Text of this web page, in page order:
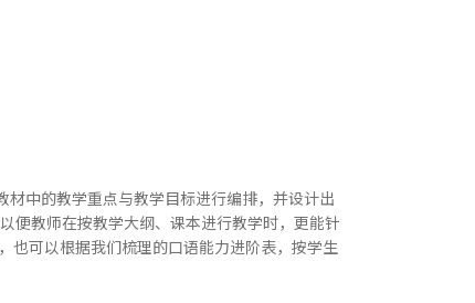
中的教学重点与教学目标进行编排，并设计出
便教师在按教学大纲、课本进行教学时，更能针
也可以根据我们梳理的口语能力进阶表，按学生